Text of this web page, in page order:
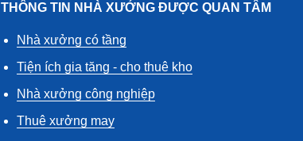
THÔNG TIN NHÀ XƯỞNG ĐƯỢC QUAN TÂM
Nhà xưởng có tầng
Tiện ích gia tăng - cho thuê kho
Nhà xưởng công nghiệp
Thuê xưởng may